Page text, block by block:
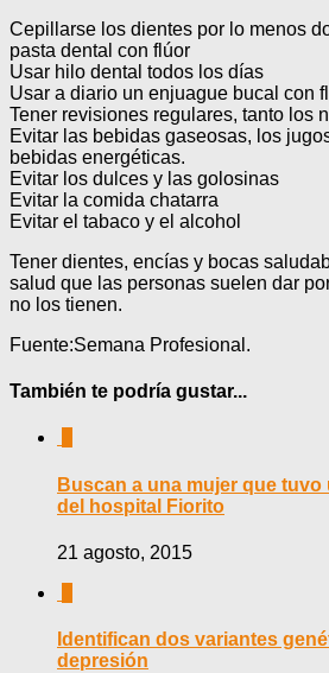
Cepillarse los dientes por lo menos
pasta dental con flúor
Usar hilo dental todos los días
Usar a diario un enjuague bucal con
Tener revisiones regulares, tanto los
Evitar las bebidas gaseosas, los
bebidas energéticas.
Evitar los dulces y las golosinas
Evitar la comida chatarra
Evitar el tabaco y el alcohol
Tener dientes, encías y bocas
salud que las personas suelen dar
no los tienen.
Fuente:Semana Profesional.
También te podría gustar...
Buscan a una mujer que tuvo
del hospital Fiorito
21 agosto, 2015
Identifican dos variantes
depresión